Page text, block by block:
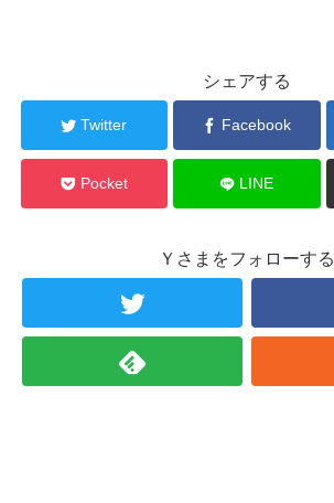
シェアする
Twitter Facebook
Pocket LINE
Ｙさまをフォローする